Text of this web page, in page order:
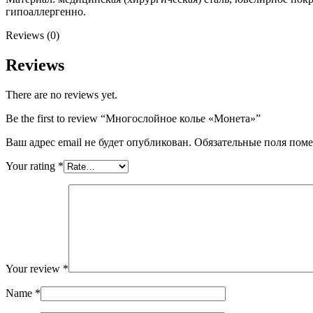
гипоаллергенно.
Reviews (0)
Reviews
There are no reviews yet.
Be the first to review “Многослойное колье «Монета»”
Ваш адрес email не будет опубликован. Обязательные поля
Your rating *
Your review *
Name *